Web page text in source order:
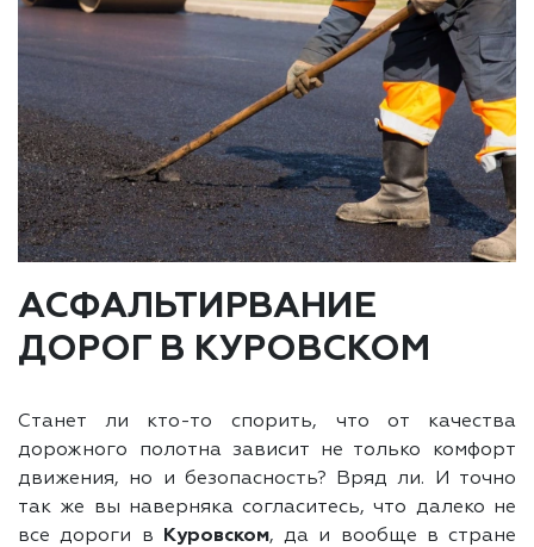
АСФАЛЬТИРВАНИЕ
ДОРОГ В КУРОВСКОМ
Станет ли кто-то спорить, что от качества
дорожного полотна зависит не только комфорт
движения, но и безопасность? Вряд ли. И точно
так же вы наверняка согласитесь, что далеко не
все дороги в
Куровском, да и вообще в стране